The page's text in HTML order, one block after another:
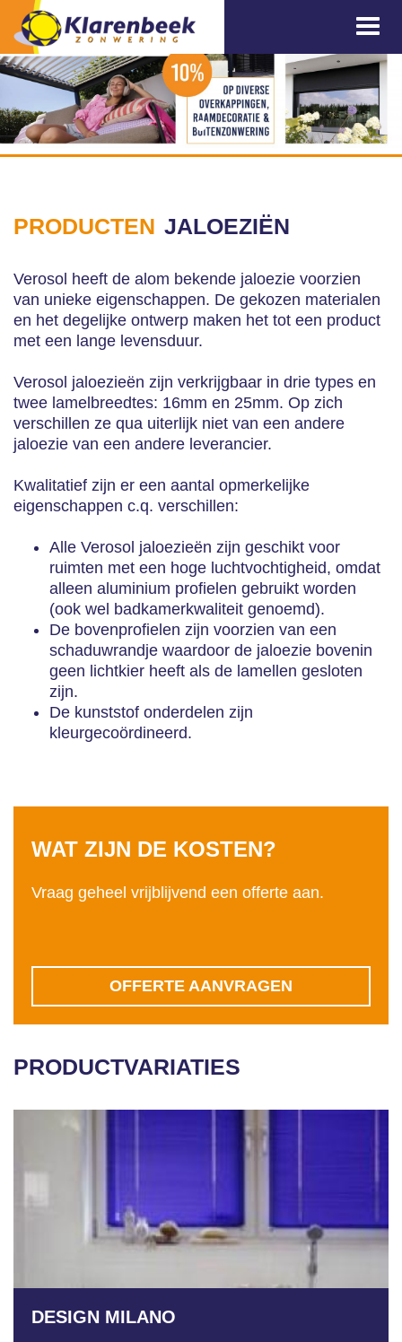
PRODUCTEN JALOEZIËN
Verosol heeft de alom bekende jaloezie voorzien
van unieke eigenschappen. De gekozen materialen
en het degelijke ontwerp maken het tot een product
met een lange levensduur.
Verosol jaloezieën zijn verkrijgbaar in drie types en
twee lamelbreedtes: 16mm en 25mm. Op zich
verschillen ze qua uiterlijk niet van een andere
jaloezie van een andere leverancier.
Kwalitatief zijn er een aantal opmerkelijke
eigenschappen c.q. verschillen:
Alle Verosol jaloezieën zijn geschikt voor
ruimten met een hoge luchtvochtigheid, omdat
alleen aluminium profielen gebruikt worden
(ook wel badkamerkwaliteit genoemd).
De bovenprofielen zijn voorzien van een
schaduwrandje waardoor de jaloezie bovenin
geen lichtkier heeft als de lamellen gesloten
zijn.
De kunststof onderdelen zijn
kleurgecoördineerd.
WAT ZIJN DE KOSTEN?
Vraag geheel vrijblijvend een offerte aan.
OFFERTE AANVRAGEN
PRODUCTVARIATIES
DESIGN MILANO